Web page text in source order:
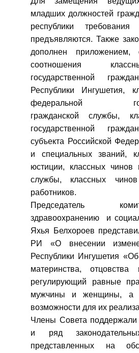
младших должностей
республики
предъявляются. Также
дополнен приложением,
соотношения
государственной
Республики Ингушетия,
федеральной
гражданской службы,
государственной
субъекта Российской
и специальных званий,
юстиции, классных чинов
службы, классных чинов
работников.
Председатель
здравоохранению и
Яхья Белхороев
РИ «О внесении
Республики Ингушетия
материнства,
регулирующий равные
мужчины и женщины, а
возможности для их
Члены Совета поддержали
и ряд
представленных на